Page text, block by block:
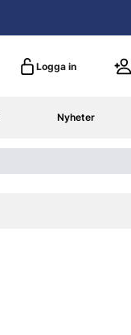
Logga in
Nyheter